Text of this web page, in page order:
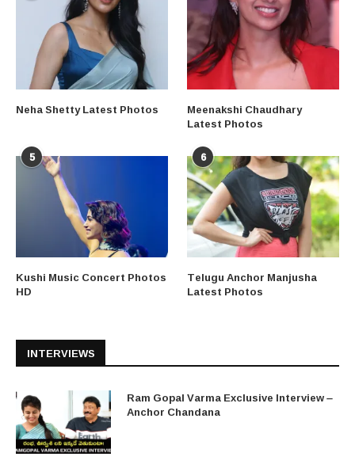
Neha Shetty Latest Photos Meenakshi Chaudhary
Latest Photos
5
Kushi Music Concert Photos
HD
6
Telugu Anchor Manjusha
Latest Photos
INTERVIEWS
Ram Gopal Varma Exclusive Interview –
Anchor Chandana